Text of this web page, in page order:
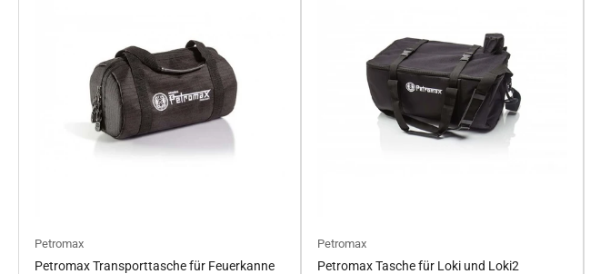
Petromax
Petromax Transporttasche für Feuerkanne
Petromax
Petromax Tasche für Loki und Loki2